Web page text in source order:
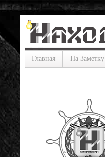
Главная На Заметку